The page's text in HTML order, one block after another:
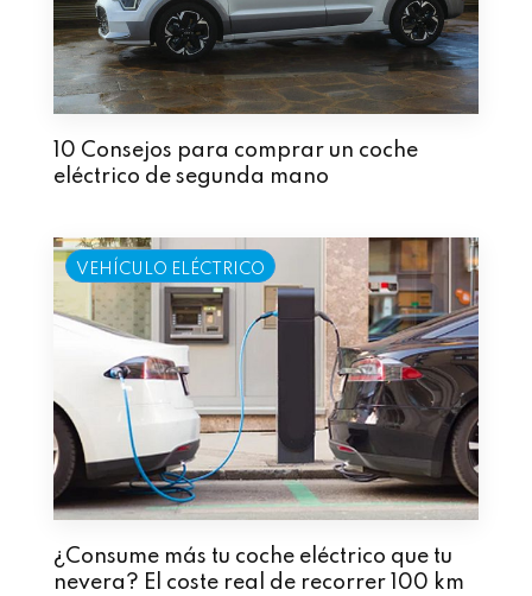
10 Consejos para comprar un coche
eléctrico de segunda mano
VEHÍCULO ELÉCTRICO
¿Consume más tu coche eléctrico que tu
nevera? El coste real de recorrer 100 km